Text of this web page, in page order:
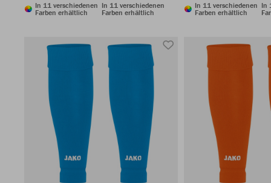
In 11 verschiedenen
Farben erhältlich
In 11 verschiedenen
Farben erhältlich
In 11 verschiedenen
Farben erhältlich
In